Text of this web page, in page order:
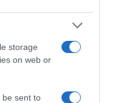
storage
on web or
be sent to